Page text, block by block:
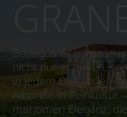
Bodegas Granbazán
nicht nur erzählen,
in jedem Duft, in
Albariño in Reinkultur
maritimen Eleganz,